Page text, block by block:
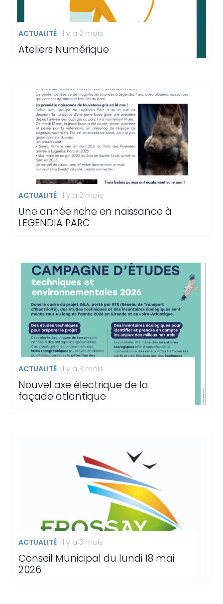
ACTUALITÉ il y a 2 mois
Ateliers Numérique
ACTUALITÉ il y a 2 mois
Une année riche en naissance à
LEGENDIA PARC
ACTUALITÉ il y a 3 mois
Nouvel axe électrique de la
façade atlantique
ACTUALITÉ il y a 3 mois
Conseil Municipal du lundi 18 mai
2026